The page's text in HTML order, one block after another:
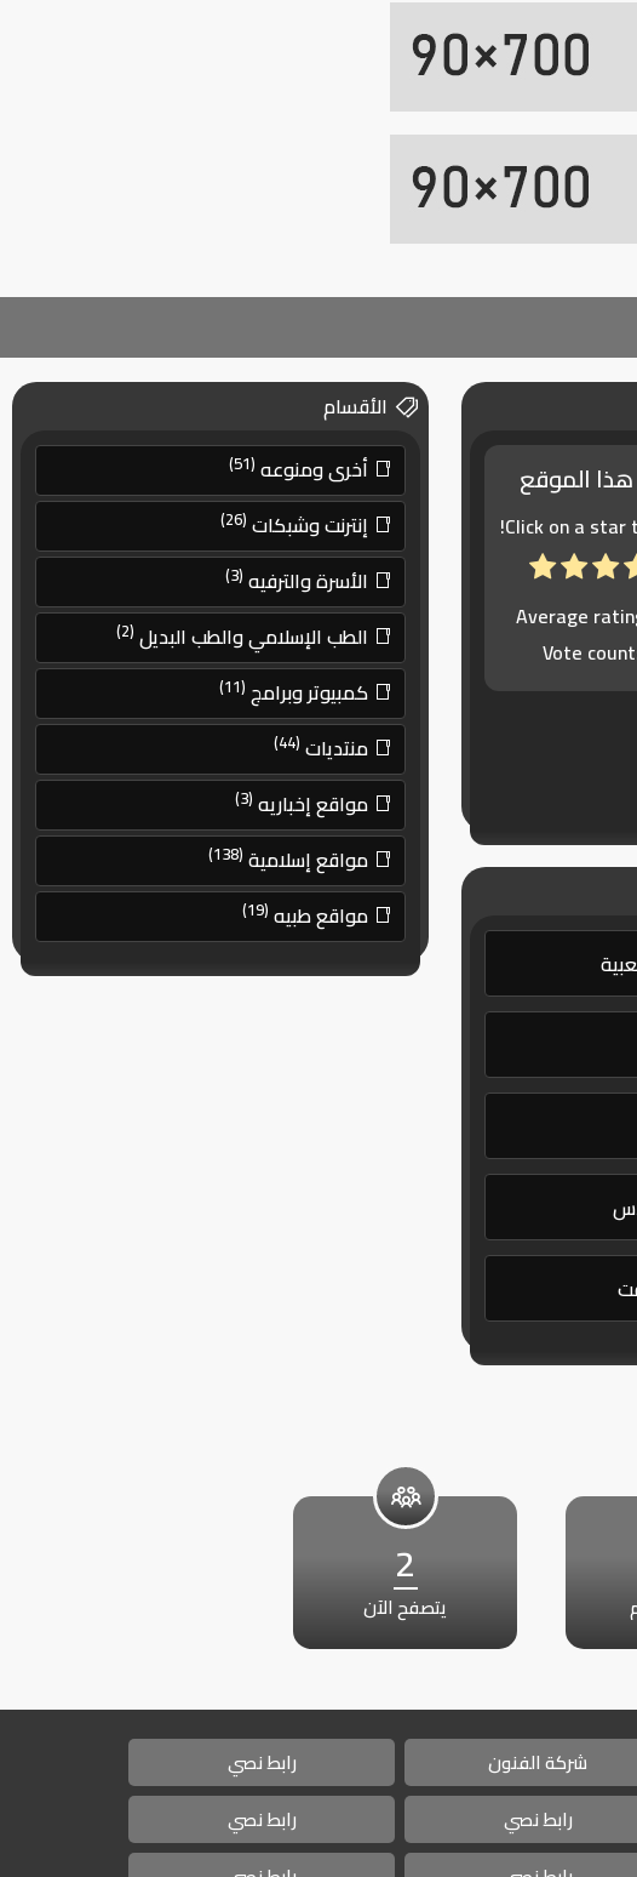
الموقع
Click on a star
Average
Vote
الأقسام
أخرى ومنوعه (51)
إنترنت وشبكات (26)
الأسرة والترفيه (3)
الطب الإسلامي والطب البديل (2)
كمبيوتر وبرامج (11)
منتديات (44)
مواقع إخباريه (3)
مواقع إسلامية (138)
مواقع طبيه (19)
2
يتصفح الآن
شركة الفنون
رابط نصي
رابط نصي
رابط نصي